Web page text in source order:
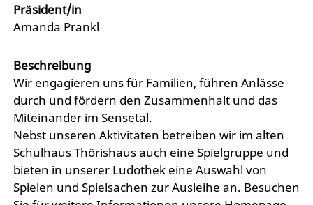
Präsident/in
Amanda Prankl
Beschreibung
Wir engagieren uns für Familien, führen Anlässe
durch und fördern den Zusammenhalt und das
Miteinander im Sensetal.
Nebst unseren Aktivitäten betreiben wir im alten
Schulhaus Thörishaus auch eine Spielgruppe und
bieten in unserer Ludothek eine Auswahl von
Spielen und Spielsachen zur Ausleihe an. Besuchen